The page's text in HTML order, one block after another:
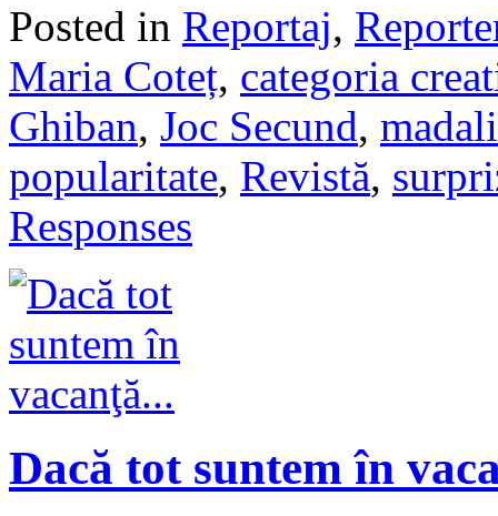
Posted in Reportaj,
Maria Coteț, categoria
Ghiban, Joc Secund,
popularitate, Revistă,
Responses
Dacă tot suntem în